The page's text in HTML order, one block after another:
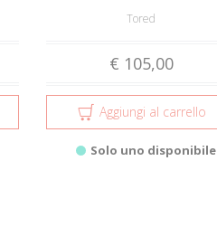
Tored
€ 105,00
Aggiungi al carrello
Solo uno disponibile